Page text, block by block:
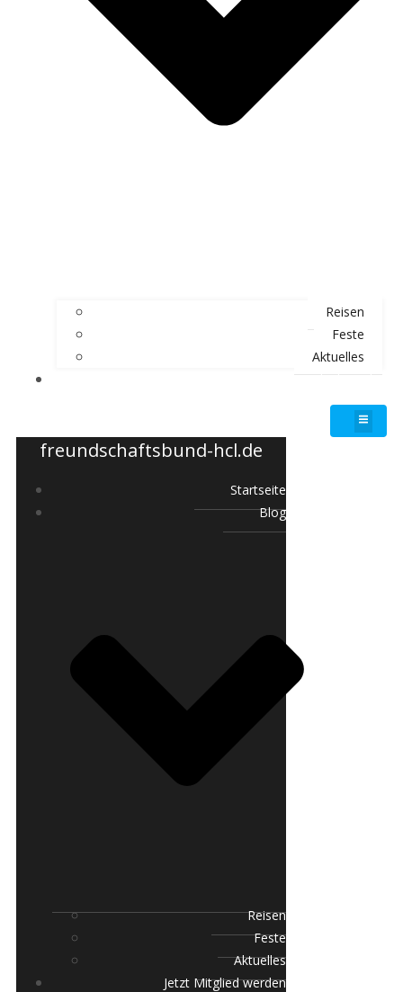
Reisen
Feste
Aktuelles
Jetzt Mitglied werden
freundschaftsbund-hcl.de
Startseite
Blog
Reisen
Feste
Aktuelles
Jetzt Mitglied werden